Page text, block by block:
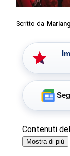
Scritto da
Contenuti
Mostra di più